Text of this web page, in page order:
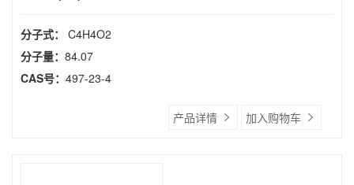
分子式： C4H4O2
分子量： 84.07
CAS号： 497-23-4
产品详情 加入购物车